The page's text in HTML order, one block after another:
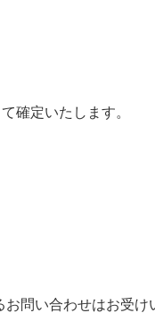
確定いたします。
問い合わせはお受け